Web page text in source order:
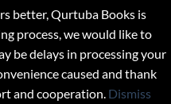
better, Qurtuba Books is
process, we would like to
be delays in processing your
caused and thank
and cooperation. Dismiss